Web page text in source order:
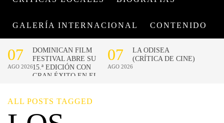
GALERÍA INTERNACIONAL CONTENIDO
ALL POSTS TAGGED